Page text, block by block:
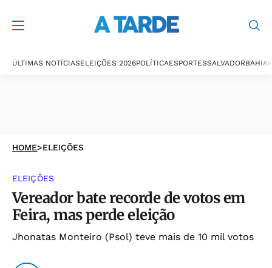
ÚLTIMAS NOTÍCIASELEIÇÕES 2026POLÍTICAESPORTESSALVADORBAHIA
HOME>ELEIÇÕES
ELEIÇÕES
Vereador bate recorde de votos em
Feira, mas perde eleição
Jhonatas Monteiro (Psol) teve mais de 10 mil votos